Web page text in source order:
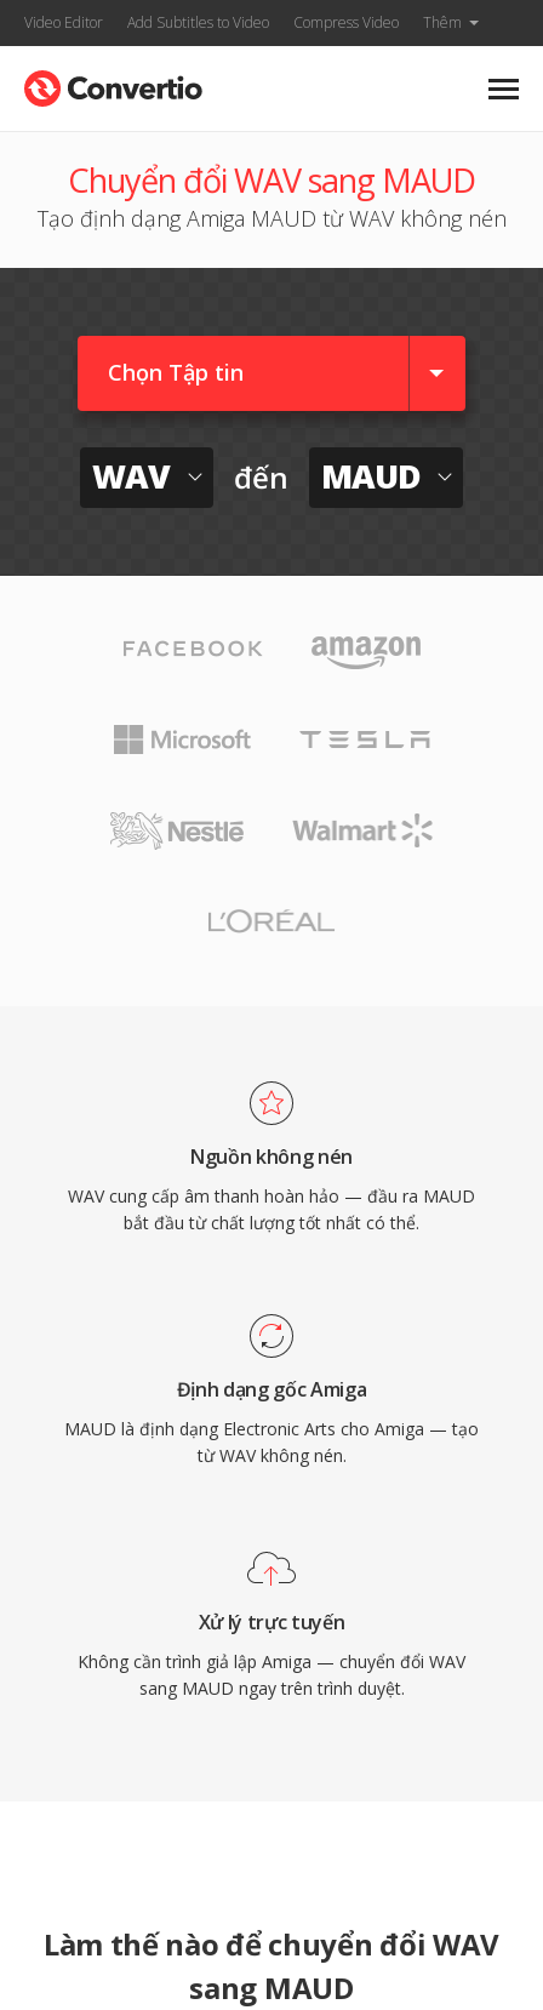
Video Editor Add Subtitles to Video Compress Video Thêm
Chuyển đổi WAV sang MAUD
Tạo định dạng Amiga MAUD từ WAV không nén
Chọn Tập tin
WAV đến MAUD
Nguồn không nén
WAV cung cấp âm thanh hoàn hảo — đầu ra MAUD
bắt đầu từ chất lượng tốt nhất có thể.
Định dạng gốc Amiga
MAUD là định dạng Electronic Arts cho Amiga — tạo
từ WAV không nén.
Xử lý trực tuyến
Không cần trình giả lập Amiga — chuyển đổi WAV
sang MAUD ngay trên trình duyệt.
Làm thế nào để chuyển đổi WAV
sang MAUD